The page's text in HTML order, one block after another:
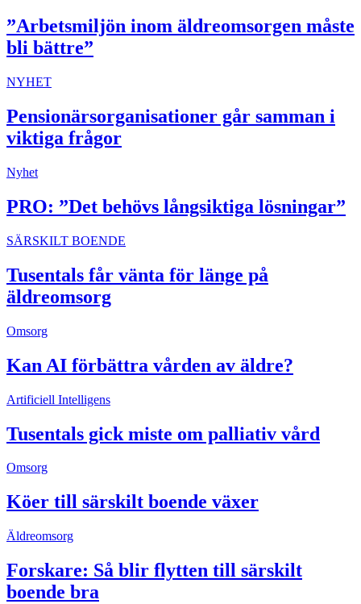
”Arbetsmiljön inom äldreomsorgen måste
bli bättre”
NYHET
Pensionärsorganisationer går samman i
viktiga frågor
Nyhet
PRO: ”Det behövs långsiktiga lösningar”
SÄRSKILT BOENDE
Tusentals får vänta för länge på
äldreomsorg
Omsorg
Kan AI förbättra vården av äldre?
Artificiell Intelligens
Tusentals gick miste om palliativ vård
Omsorg
Köer till särskilt boende växer
Äldreomsorg
Forskare: Så blir flytten till särskilt
boende bra